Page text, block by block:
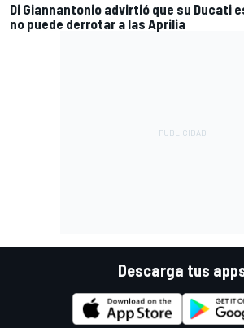
Di Giannantonio advirtió que su Ducati
no puede derrotar a las Aprilia
Descarga tus